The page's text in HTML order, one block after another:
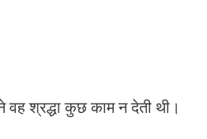
श्रद्धा कुछ काम न देती थी।